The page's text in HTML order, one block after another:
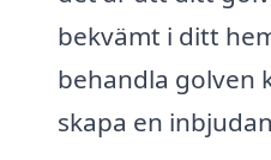
bekvämt i ditt
behandla golven
skapa en